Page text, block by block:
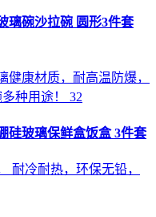
璃碗沙拉碗 圆形3件套
康材质，耐高温防爆，
种用途！ 32
硅玻璃保鲜盒饭盒 3件套
耐冷耐热，环保无铅，